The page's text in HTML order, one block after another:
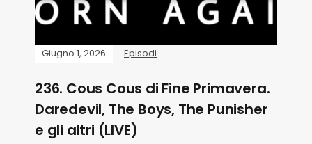
Giugno 1, 2026 Episodi
236. Cous Cous di Fine Primavera.
Daredevil, The Boys, The Punisher
e gli altri (LIVE)